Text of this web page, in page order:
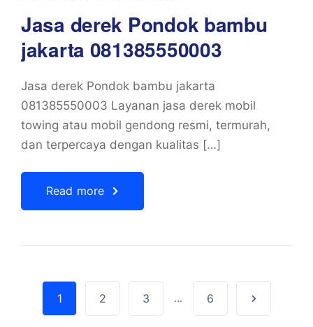
Jasa derek Pondok bambu
jakarta 081385550003
Jasa derek Pondok bambu jakarta
081385550003 Layanan jasa derek mobil
towing atau mobil gendong resmi, termurah,
dan terpercaya dengan kualitas […]
Read more
1 2 3 ... 6